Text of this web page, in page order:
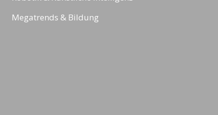
Megatrends & Bildung